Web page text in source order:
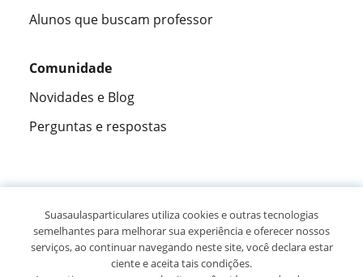
Alunos que buscam professor
Comunidade
Novidades e Blog
Perguntas e respostas
305915opiniões de alunos
Suasaulasparticulares utiliza cookies e outras tecnologias
semelhantes para melhorar sua experiência e oferecer nossos
serviços, ao continuar navegando neste site, você declara estar
ciente e aceita tais condições.